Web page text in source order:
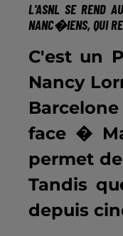
L'ASNL SE REND
NANC�IENS, QUI
C'est un
Nancy
face �
permet
Tandis
depuis